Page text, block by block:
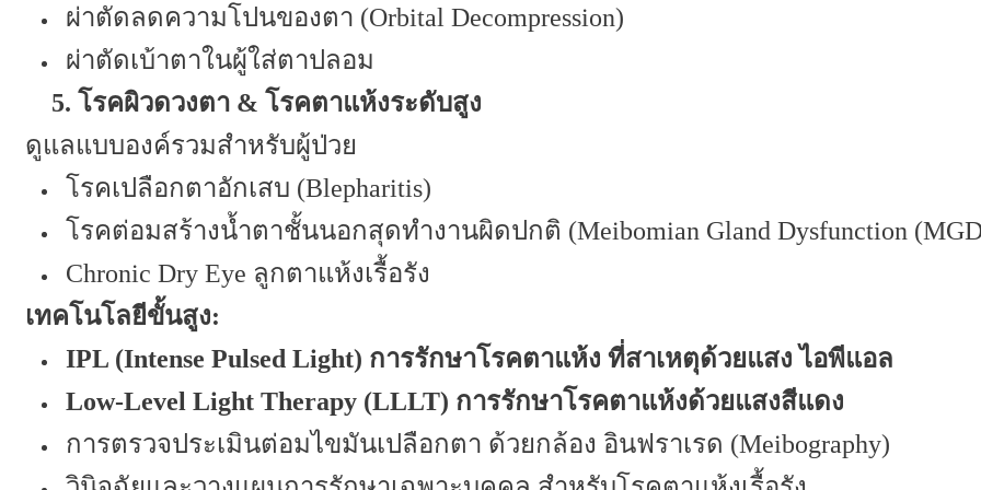
ผ่าตัดลดความโปนของตา (Orbital Decompression)
ผ่าตัดเบ้าตาในผู้ใส่ตาปลอม
5.โรคผิวดวงตา &โรคตาแห้งระดับสูง
ดูแลแบบองค์รวมสำหรับผู้ป่วย
โรคเปลือกตาอักเสบ (Blepharitis)
โรคต่อมสร้างน้ำตาชั้นนอกสุดทำงานผิดปกติ (Meibomian Gland Dysfunction
Chronic Dry Eye ลูกตาแห้งเรื้อรัง
เทคโนโลยีขั้นสูง:
IPL (Intense Pulsed Light) การรักษาโรคตาแห้ง ที่สาเหตุด้วยแสง ไอพีแอล
Low-Level Light Therapy (LLLT) การรักษาโรคตาแห้งด้วยแสงสีแดง
การตรวจประเมินต่อมไขมันเปลือกตา ด้วยกล้อง อินฟราเรด (Meibography)